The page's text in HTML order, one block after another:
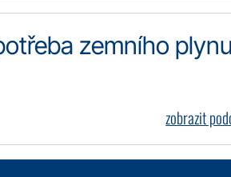
zemního plynu
zobrazit